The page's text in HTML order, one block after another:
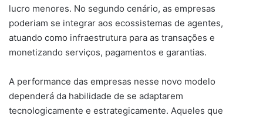
lucro menores. No segundo cenário, as empresas
poderiam se integrar aos ecossistemas de agentes,
atuando como infraestrutura para as transações e
monetizando serviços, pagamentos e garantias.
A performance das empresas nesse novo modelo
dependerá da habilidade de se adaptarem
tecnologicamente e estrategicamente. Aqueles que